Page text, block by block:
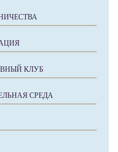
КЛУБ
СРЕДА